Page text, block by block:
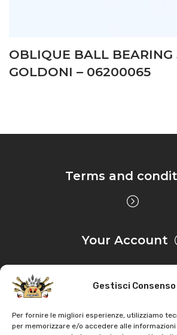
Gestisci Consenso
Per fornire le migliori esperienze, utilizziamo
per memorizzare e/o accedere alle
OBLIQUE BALL BEARING
GOLDONI – 06200065
Terms and
Your Account
Privacy & Cookie